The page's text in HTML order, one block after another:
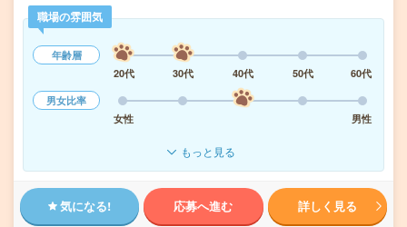
職場の雰囲気
年齢層
20代
30代 40代 50代
60代
男女比率
女性
男性
もっと見る
気になる! 応募へ進む 詳しく見る